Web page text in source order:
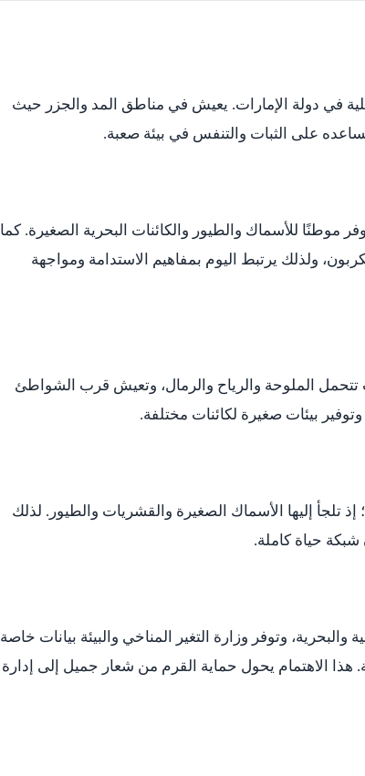
في دولة الإمارات. يعيش في مناطق المد والجزر حيث
تساعده على الثبات والتنفس في بيئة صعبة.
موطنًا للأسماك والطيور والكائنات البحرية الصغيرة. كما
ولذلك يرتبط اليوم بمفاهيم الاستدامة ومواجهة
تتحمل الملوحة والرياح والرمال، وتعيش قرب الشواطئ
بيئات صغيرة لكائنات مختلفة.
تلجأ إليها الأسماك الصغيرة والقشريات والطيور. لذلك
حياة كاملة.
والبحرية، وتوفر وزارة التغير المناخي والبيئة بيانات خاصة
هذا الاهتمام يحول حماية القرم من شعار جميل إلى إدارة